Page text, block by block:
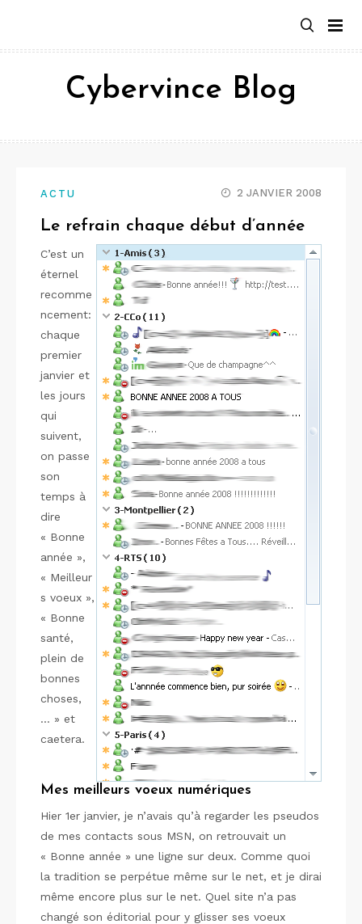
contenu
Cybervince Blog
ACTU 2 JANVIER 2008
Le refrain chaque début d’année
C’est un
éternel
recomme
ncement:
chaque
premier
janvier et
les jours
qui
suivent,
on passe
son
temps à
dire
« Bonne
année »,
« Meilleur
s voeux »,
« Bonne
santé,
plein de
bonnes
choses,
… » et
caetera.
Mes meilleurs voeux numériques
Hier 1er janvier, je n’avais qu’à regarder les pseudos
de mes contacts sous MSN, on retrouvait un
« Bonne année » une ligne sur deux. Comme quoi
la tradition se perpétue même sur le net, et je dirai
même encore plus sur le net. Quel site n’a pas
changé son éditorial pour y glisser ses voeux